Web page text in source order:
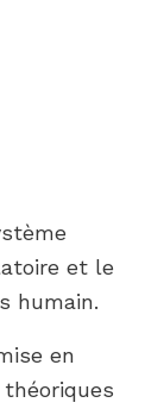
et le
humain.
en